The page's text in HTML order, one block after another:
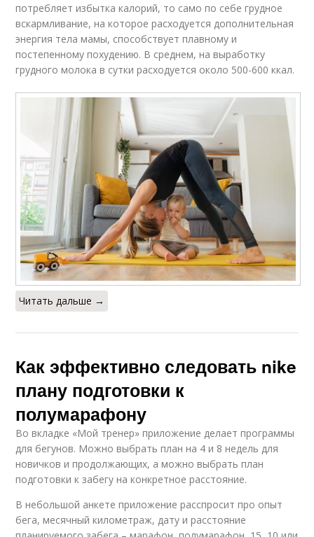
потребляет избытка калорий, то само по себе грудное
вскармливание, на которое расходуется дополнительная
энергия тела мамы, способствует плавному и
постепенному похудению. В среднем, на выработку
грудного молока в сутки расходуется около 500-600 ккал.
Читать дальше →
Как эффективно следовать nike
плану подготовки к
полумарафону
Во вкладке «Мой тренер» приложение делает программы
для бегунов. Можно выбрать план на 4 и 8 недель для
новичков и продолжающих, а можно выбрать план
подготовки к забегу на конкретное расстояние.
В небольшой анкете приложение расспросит про опыт
бега, месячный километраж, дату и расстояние